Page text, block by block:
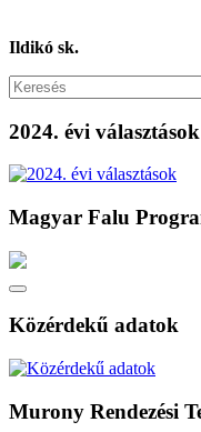
Dr.
Ildikó sk.
2024. évi választások
Magyar Falu
Közérdekű adatok
Murony Rendezési